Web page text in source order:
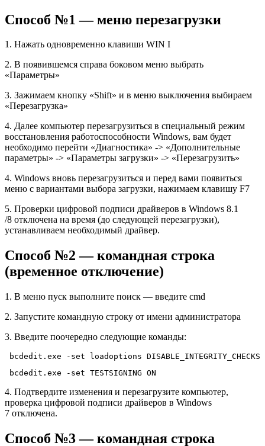
Способ №1 — меню перезагрузки
1. Нажать одновременно клавиши WIN I
2. В появившемся справа боковом меню выбрать
«Параметры»
3. Зажимаем кнопку «Shift» и в меню выключения выбираем
«Перезагрузка»
4. Далее компьютер перезагрузиться в специальный режим
восстановления работоспособности Windows, вам будет
необходимо перейти «Диагностика» -> «Дополнительные
параметры» -> «Параметры загрузки» -> «Перезагрузить»
4. Windows вновь перезагрузиться и перед вами появиться
меню с вариантами выбора загрузки, нажимаем клавишу F7
5. Проверки цифровой подписи драйверов в Windows 8.1
/8 отключена на время (до следующей перезагрузки),
устанавливаем необходимый драйвер.
Способ №2 — командная строка
(временное отключение)
1. В меню пуск выполните поиск — введите cmd
2. Запустите командную строку от имени администратора
3. Введите поочередно следующие команды:
bcdedit.exe -set loadoptions DISABLE_INTEGRITY_CHECKS
bcdedit.exe -set TESTSIGNING ON
4. Подтвердите изменения и перезагрузите компьютер,
проверка цифровой подписи драйверов в Windows
7 отключена.
Способ №3 — командная строка